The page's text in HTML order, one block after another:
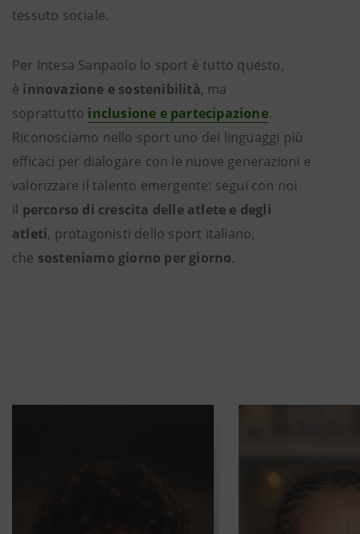
tessuto sociale.
Per Intesa Sanpaolo lo sport è tutto questo,
è innovazione e sostenibilità, ma
soprattutto inclusione e partecipazione.
Riconosciamo nello sport uno dei linguaggi più
efficaci per dialogare con le nuove generazioni e
valorizzare il talento emergente: segui con noi
il percorso di crescita delle atlete e degli
atleti, protagonisti dello sport italiano,
che sosteniamo giorno per giorno.